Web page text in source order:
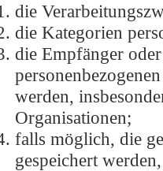
die
die Kategorien
die Empfänger
werden,
Organisationen;
falls möglich, die
gespeichert